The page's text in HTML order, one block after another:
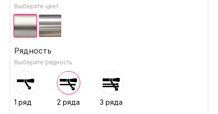
Выберите цвет
Рядность
Выберите рядность
1 ряд 2 ряда 3 ряда